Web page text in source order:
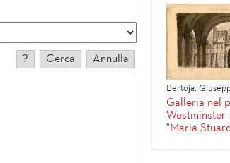
Bertoja,
Galleria nel
Westminster
"Maria